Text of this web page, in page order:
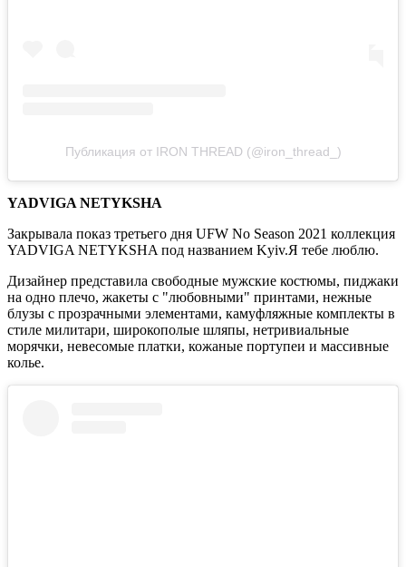
Публикация от IRON THREAD (@iron_thread_)
YADVIGA NETYKSHA
Закрывала показ третьего дня UFW No Season 2021 коллекция
YADVIGA NETYKSHA под названием Kyiv.Я тебе люблю.
Дизайнер представила свободные мужские костюмы, пиджаки
на одно плечо, жакеты с "любовными" принтами, нежные
блузы с прозрачными элементами, камуфляжные комплекты в
стиле милитари, широкополые шляпы, нетривиальные
морячки, невесомые платки, кожаные портупеи и массивные
колье.